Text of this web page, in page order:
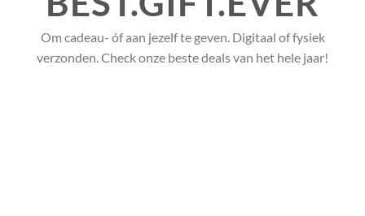
Om cadeau- óf aan jezelf te geven. Digitaal of fysiek
verzonden. Check onze beste deals van het hele jaar!